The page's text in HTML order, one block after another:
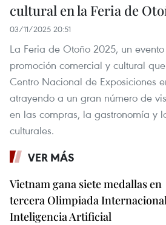
cultural en la Feria de
03/11/2025 20:51
La Feria de Otoño 2025, un
promoción comercial y cultural
Centro Nacional de Exposiciones
atrayendo a un gran número de
en las compras, la gastronomía y
culturales.
VER MÁS
Vietnam gana siete medallas en
tercera Olimpiada
Inteligencia Artificial